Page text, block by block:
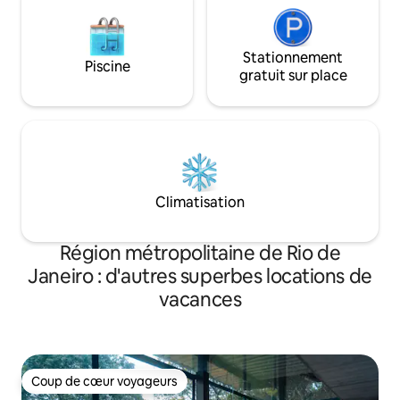
Piscine
Stationnement
gratuit sur place
Climatisation
Région métropolitaine de Rio de
Janeiro : d'autres superbes locations de
vacances
Coup de cœur voyageurs
Coup de cœur voyageurs